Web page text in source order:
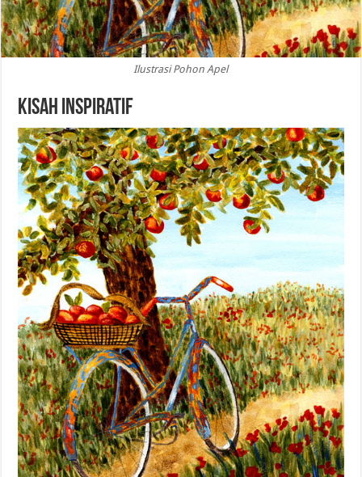
Ilustrasi Pohon Apel
Kisah Inspiratif